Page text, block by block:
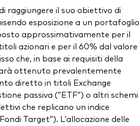
raggiungere il suo obiettivo di
esposizione a un portafoglio
approssimativamente per il
azionari e per il 60% dal valore
che, in base ai requisiti della
ottenuto prevalentemente
diretto in titoli Exchange
passiva (”ETF”) o altri schemi
che replicano un indice
Target”). L’allocazione delle